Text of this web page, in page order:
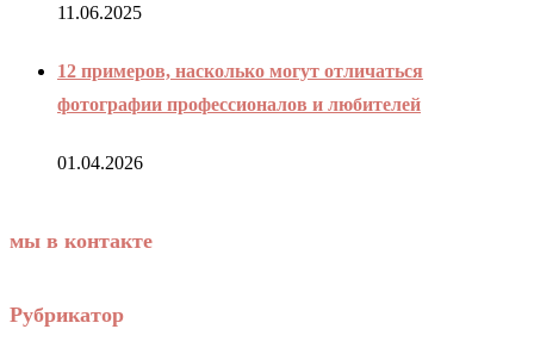
11.06.2025
12 примеров, насколько могут отличаться
фотографии профессионалов и любителей
01.04.2026
мы в контакте
Рубрикатор